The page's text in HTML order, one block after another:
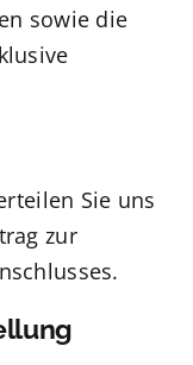
sowie die
Sie uns
zur